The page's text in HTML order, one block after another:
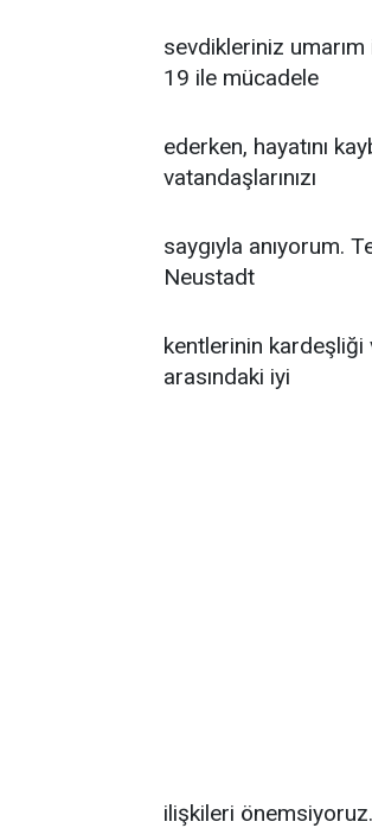
sevdikleriniz
19 ile mücadele
ederken, hayatını
vatandaşlarınızı
saygıyla anıyorum.
Neustadt
kentlerinin kardeşliği
arasındaki iyi
ilişkileri